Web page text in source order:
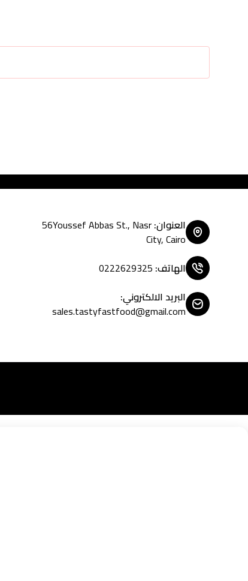
العنوان:
56Youssef Abbas St., Nasr
City, Cairo
الهاتف:
0222629325
البريد الالكتروني:
sales.tastyfastfood@gmail.com